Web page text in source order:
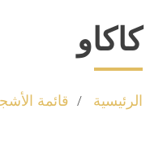
كاكاو
الرئيسية قائمة